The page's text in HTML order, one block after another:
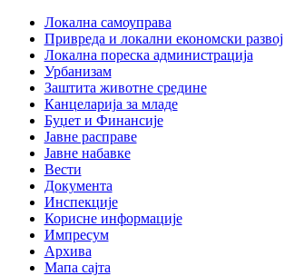
Локална самоуправа
Привреда и локални економски развој
Локална пореска администрација
Урбанизам
Заштита животне средине
Канцеларија за младе
Буџет и Финансије
Јавне расправе
Јавне набавке
Вести
Документа
Инспекције
Корисне информације
Импресум
Архива
Мапа сајта